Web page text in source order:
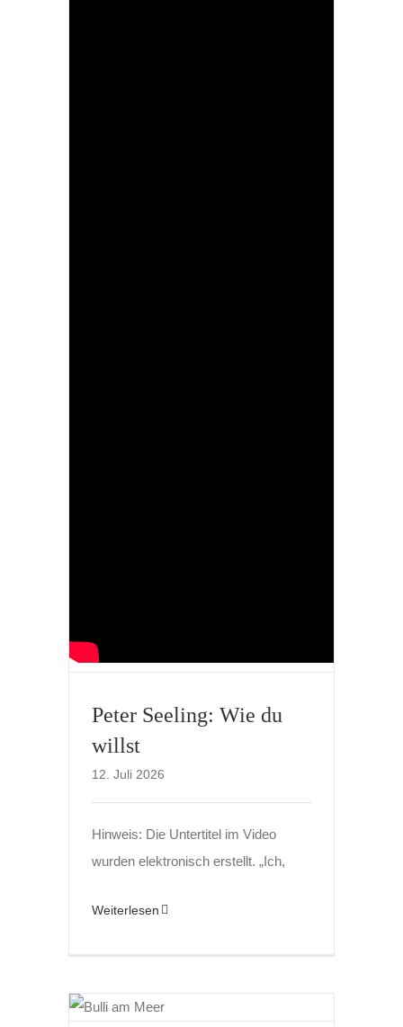
Peter Seeling: Wie du
willst
12. Juli 2026
Hinweis: Die Untertitel im Video
wurden elektronisch erstellt. „Ich,
Weiterlesen